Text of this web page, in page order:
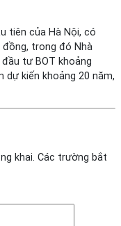
tiên của Hà Nội, có
trong đó Nhà
tư BOT khoảng
dự kiến khoảng 20 năm,
khai. Các trường bắt